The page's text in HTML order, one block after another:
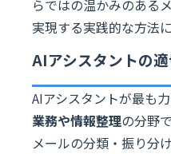
らではの温かみのある
実現する実践的な方法
AIアシスタントの
AIアシスタントが最も
業務や情報整理の分野
メールの分類・振り分